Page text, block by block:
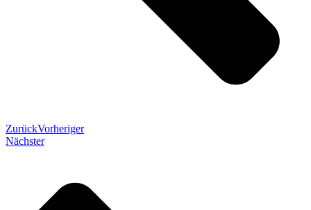
ZurückVorheriger
Nächster